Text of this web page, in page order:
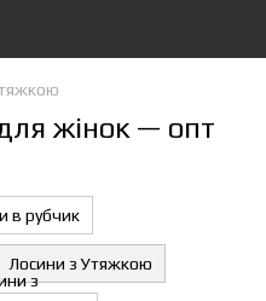
жінок — опт
в рубчик
Лосини з Утяжкою